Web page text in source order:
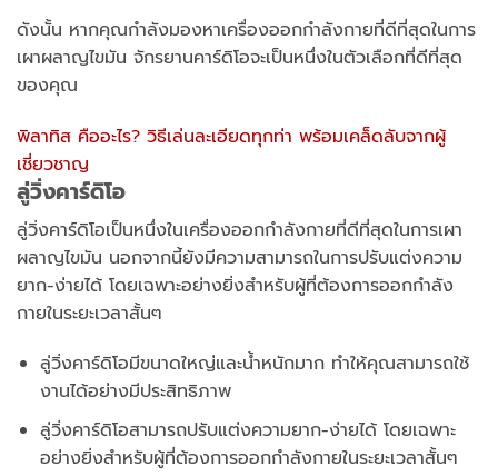
ดังนั้น หากคุณกำลังมองหาเครื่องออกกำลังกายที่ดีที่สุดในการ
เผาผลาญไขมัน จักรยานคาร์ดิโอจะเป็นหนึ่งในตัวเลือกที่ดีที่สุด
ของคุณ
พิลาทิส คืออะไร? วิธีเล่นละเอียดทุกท่า พร้อมเคล็ดลับจากผู้
เชี่ยวชาญ
ลู่วิ่งคาร์ดิโอ
ลู่วิ่งคาร์ดิโอเป็นหนึ่งในเครื่องออกกำลังกายที่ดีที่สุดในการเผา
ผลาญไขมัน นอกจากนี้ยังมีความสามารถในการปรับแต่งความ
ยาก-ง่ายได้ โดยเฉพาะอย่างยิ่งสำหรับผู้ที่ต้องการออกกำลัง
กายในระยะเวลาสั้นๆ
ลู่วิ่งคาร์ดิโอมีขนาดใหญ่และน้ำหนักมาก ทำให้คุณสามารถใช้
งานได้อย่างมีประสิทธิภาพ
ลู่วิ่งคาร์ดิโอสามารถปรับแต่งความยาก-ง่ายได้ โดยเฉพาะ
อย่างยิ่งสำหรับผู้ที่ต้องการออกกำลังกายในระยะเวลาสั้นๆ